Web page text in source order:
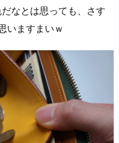
なとは思っても、さす
いますまいｗ